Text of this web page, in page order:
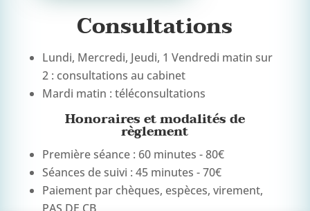
Consultations
Lundi, Mercredi, Jeudi, 1 Vendredi matin sur
2 : consultations au cabinet
Mardi matin : téléconsultations
Honoraires et modalités de
règlement
Première séance : 60 minutes - 80€
Séances de suivi : 45 minutes - 70€
Paiement par chèques, espèces, virement,